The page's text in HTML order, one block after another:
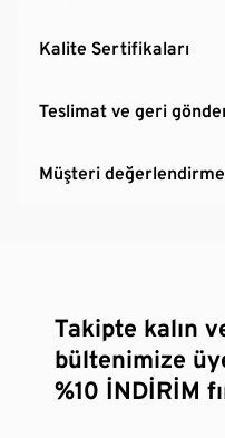
Kalite Sertifikaları
Teslimat ve geri
Müşteri
Takipte kalın
bültenimize
%10 İNDİRİM